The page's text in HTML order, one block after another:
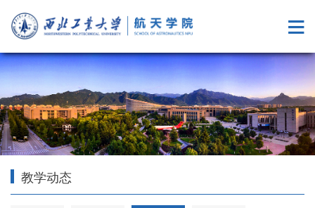
教学动态